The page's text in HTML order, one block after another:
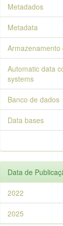
Metadados
Metadata
Armazenamento
Automatic data
systems
Banco de dados
Data bases
Data de
2022
2025